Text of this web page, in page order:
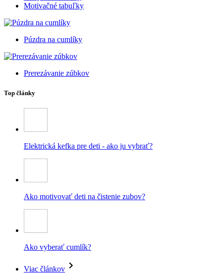
Motivačné tabuľky
Púzdra na cumlíky
Prerezávanie zúbkov
Top články
Elektrická kefka pre deti - ako ju vybrať?
Ako motivovať deti na čistenie zubov?
Ako vyberať cumlík?
Viac článkov